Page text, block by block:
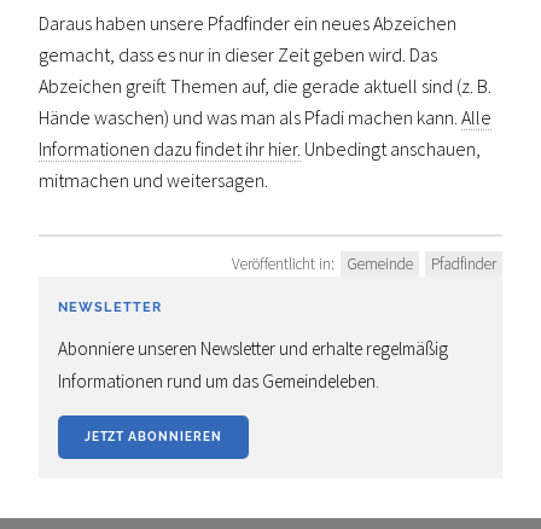
Daraus haben unsere Pfadfinder ein neues Abzeichen
gemacht, dass es nur in dieser Zeit geben wird. Das
Abzeichen greift Themen auf, die gerade aktuell sind (z. B.
Hände waschen) und was man als Pfadi machen kann. Alle
Informationen dazu findet ihr hier. Unbedingt anschauen,
mitmachen und weitersagen.
Veröffentlicht in: Gemeinde Pfadfinder
NEWSLETTER
Abonniere unseren Newsletter und erhalte regelmäßig
Informationen rund um das Gemeindeleben.
JETZT ABONNIEREN